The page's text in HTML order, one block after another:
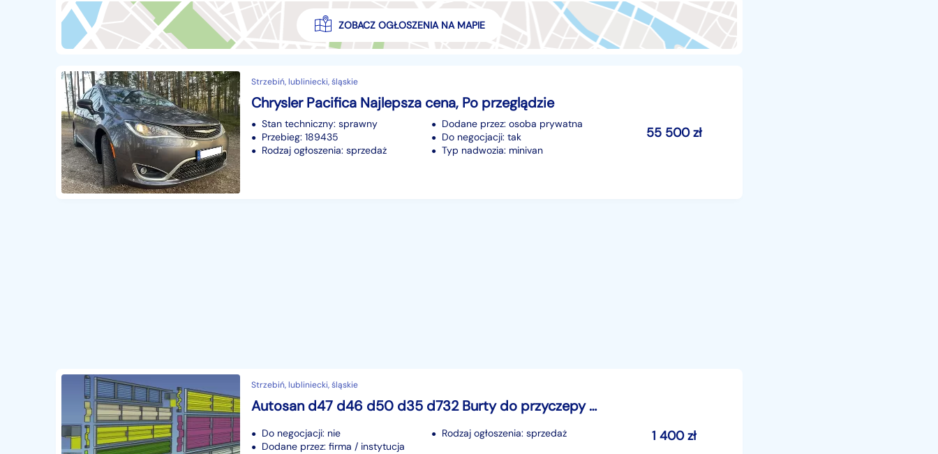
Przyczepy i naczepy 428
Części samochodowe 14648
Pojazdy specjalistyczne 170
Sprzęt wodny 60
Pozostałe 1066
ZOBACZ OGŁOSZENIA NA MAPIE
Strzebiń, lubliniecki, śląskie
Chrysler Pacifica Najlepsza cena, Po przeglądzie
Stan techniczny: sprawny
Przebieg: 189435
Rodzaj ogłoszenia: sprzedaż
Dodane przez: osoba prywatna
Do negocjacji: tak
Typ nadwozia: minivan
55 500zł
Strzebiń, lubliniecki, śląskie
Autosan d47 d46 d50 d35 d732 Burty do przyczepy zabudowa nadstawki
Do negocjacji: nie
Dodane przez: firma / instytucja
Rodzaj ogłoszenia: sprzedaż 1 400zł